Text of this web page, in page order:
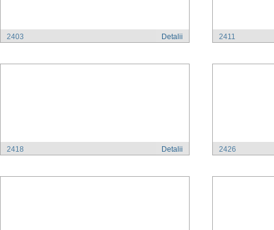
Detalii
2403 2411
Detalii
2418 2426